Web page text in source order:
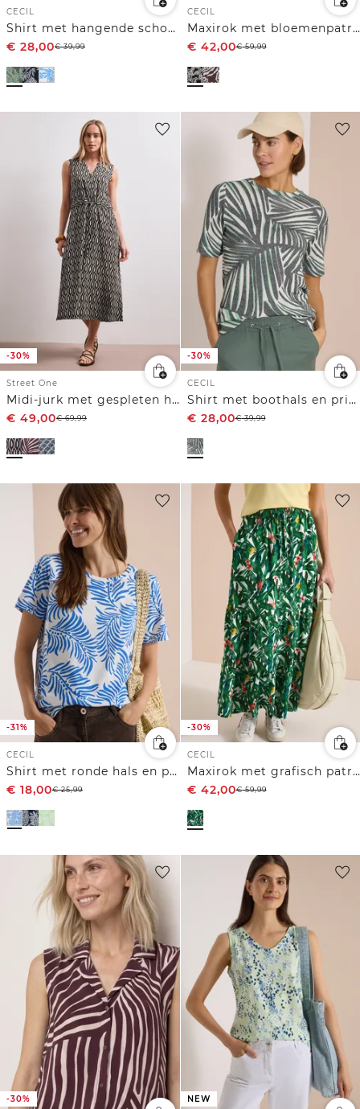
CECIL
Shirt met hangende schouder en print
€ 28,00€39,99
CECIL
Maxirok met bloemenpatroon
€ 42,00€59,99
-30%
Street One
Midi-jurk met gespleten hals en ritssluiting
€ 49,00€69,99
-30%
CECIL
Shirt met boothals en print
€ 28,00€39,99
-31%
CECIL
Shirt met ronde hals en print
€ 18,00€25,99
-30%
CECIL
Maxirok met grafisch patroon
€ 42,00€59,99
-30% NEW